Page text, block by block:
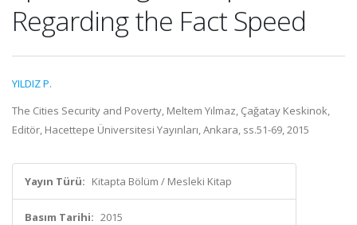
Regarding the Fact Speed
YILDIZ P.
The Cities Security and Poverty, Meltem Yılmaz, Çağatay Keskinok,
Editör, Hacettepe Üniversitesi Yayınları, Ankara, ss.51-69, 2015
Yayın Türü: Kitapta Bölüm / Mesleki Kitap
Basım Tarihi: 2015